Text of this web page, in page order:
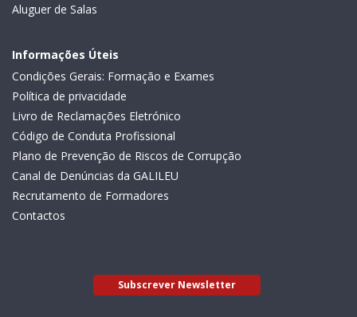
Aluguer de Salas
Informações Úteis
Condições Gerais: Formação e Exames
Política de privacidade
Livro de Reclamações Eletrónico
Código de Conduta Profissional
Plano de Prevenção de Riscos de Corrupção
Canal de Denúncias da GALILEU
Recrutamento de Formadores
Contactos
Subscrever Newsletter